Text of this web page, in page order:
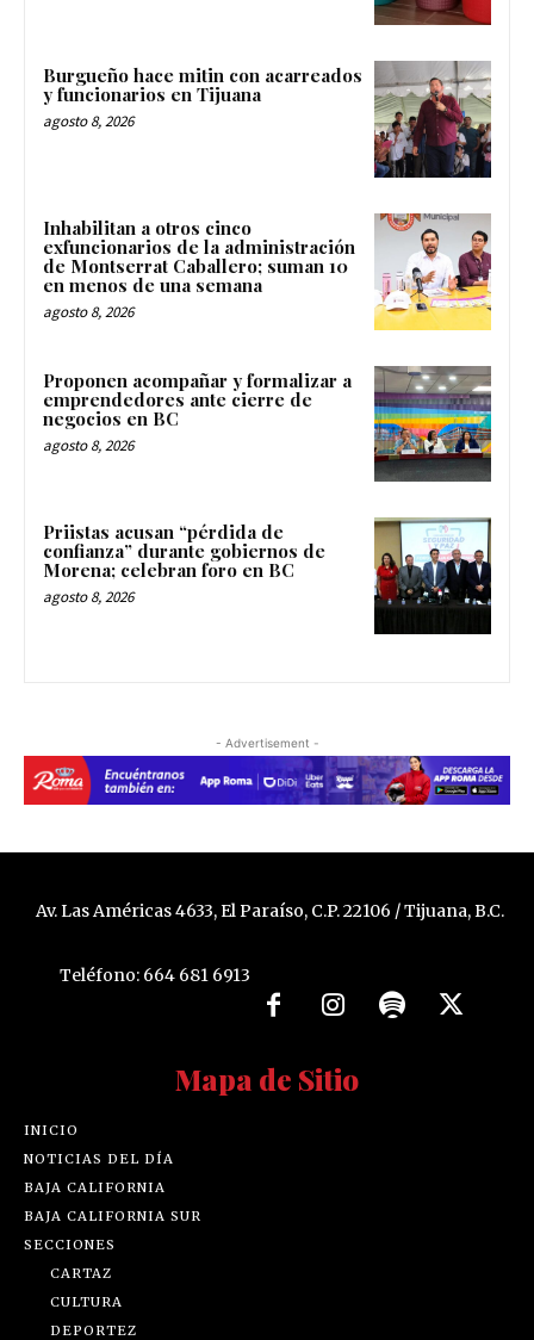
Burgueño hace mitin con acarreados
y funcionarios en Tijuana
agosto 8, 2026
Inhabilitan a otros cinco
exfuncionarios de la administración
de Montserrat Caballero; suman 10
en menos de una semana
agosto 8, 2026
Proponen acompañar y formalizar a
emprendedores ante cierre de
negocios en BC
agosto 8, 2026
Priistas acusan “pérdida de
confianza” durante gobiernos de
Morena; celebran foro en BC
agosto 8, 2026
- Advertisement -
Av. Las Américas 4633, El Paraíso, C.P. 22106 / Tijuana, B.C.
Teléfono: 664 681 6913
Mapa de Sitio
INICIO
NOTICIAS DEL DÍA
BAJA CALIFORNIA
BAJA CALIFORNIA SUR
SECCIONES
CARTAZ
CULTURA
DEPORTEZ